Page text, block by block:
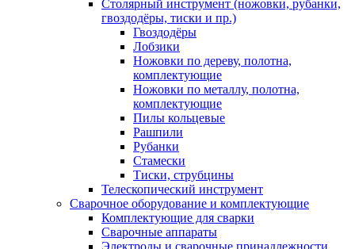
Столярный инструмент (ножовки, рубанки,
гвоздодёры, тиски и пр.)
Гвоздодёры
Лобзики
Ножовки по дереву, полотна,
комплектующие
Ножовки по металлу, полотна,
комплектующие
Пилы кольцевые
Рашпили
Рубанки
Стамески
Тиски, струбцины
Телескопический инструмент
Сварочное оборудование и комплектующие
Комплектующие для сварки
Сварочные аппараты